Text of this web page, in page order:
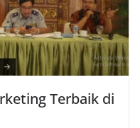
Terbaik di